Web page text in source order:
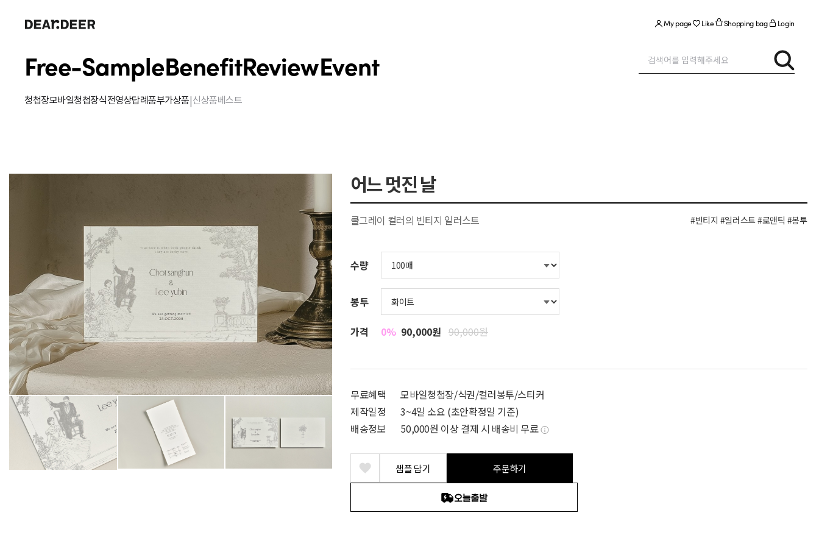
My page Like Shopping bag Login
Free-SampleBenefitReviewEvent
청첩장모바일청첩장식전영상답례품부가상품|신상품베스트
어느 멋진 날
#빈티지 #일러스트#로맨틱 #봉투
쿨그레이 컬러의 빈티지 일러스트
수량
봉투
가격 0% 90,000원 90,000원
무료혜택
모바일청첩장/식권/컬러봉투/스티커
제작일정
3~4일 소요 (초안확정일 기준)
배송정보
50,000원 이상 결제 시 배송비 무료
샘플 담기 주문하기